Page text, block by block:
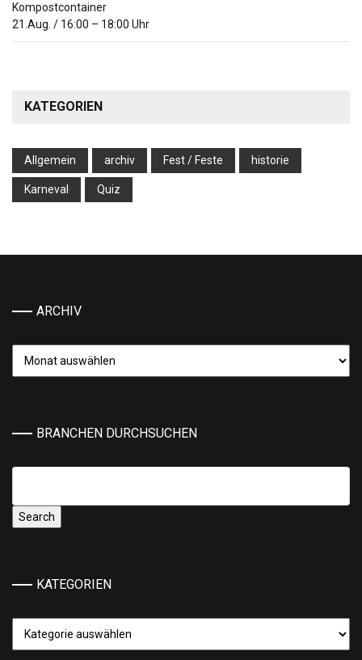
Kompostcontainer
21.Aug. / 16:00 – 18:00 Uhr
KATEGORIEN
Allgemein archiv Fest / Feste historie
Karneval Quiz
ARCHIV
BRANCHEN DURCHSUCHEN
KATEGORIEN